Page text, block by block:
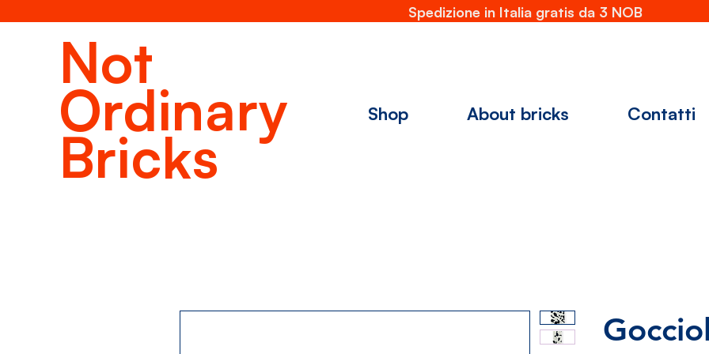
Not
Ordinary
Bricks
Shop About bricks Contatti
Spedizione in Italia gratis da 3 NOB